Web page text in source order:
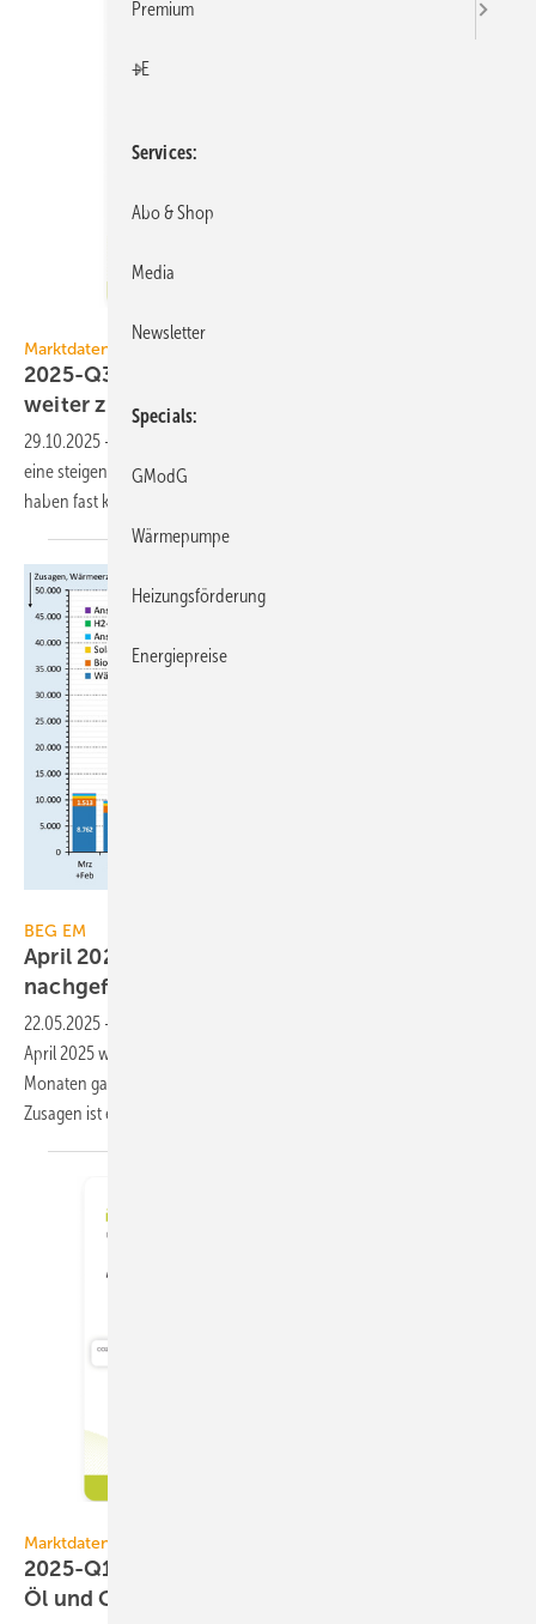
Marktdaten / DAA WärmeIndex
2025-Q3: Bei Wärmepumpen hat die Nachfrage
weiterzugelegt
29.10.2025 -
eine stei­gen­de Nach­frage für alle Wärme­er­zeu­ger. Wärme­pum­pen
haben fast kon­tinu­ier­lich leicht
BEG EM
April 2025: Hei­zungs­för­de­rung weiterhin stark
nachgefragt
22.05.2025 -
April 2025 weiterhin auf einem hohen Niveau. In den letzten 14
Monaten gab es da­durch 293.801 Projekt­zu­sagen. Bei knapp 237.000
Zu­sa­gen ist eine Wärme­pum­pe
Marktdaten / DAA WärmeIndex
2025-Q1: 78 Punkte für Wärme­pumpen, 38 für
Öl undGas
Premium
+E
Services
Abo & Shop
Media
Newsletter
Specials
GModG
Wärmepumpe
Heizungsförderung
Energiepreise